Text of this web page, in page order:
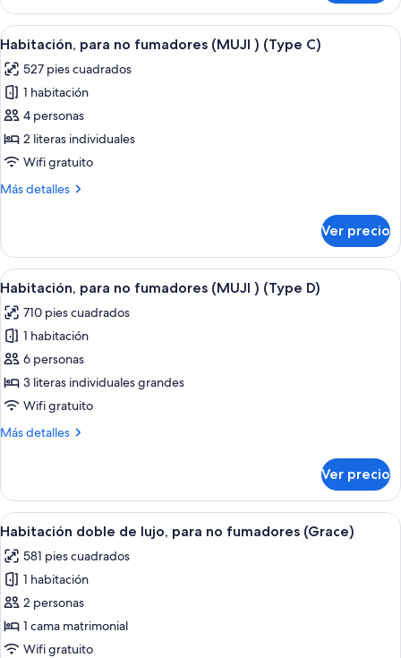
(Type
B)
para
no
fumadores
(Type
B)
Abrir
todas
las
fotos
de
Habitación,
para
fumadores
(Type
C)
Habitación compacta y moderna
9
Habitación, para no fumadores (MUJI ) (Type C)
527 pies cuadrados
1 habitación
4 personas
2 literas individuales
Wifi gratuito
Más detalles
Más
para
no
fumadores
(Type
C)
Ver precio
Abrir
todas
las
fotos
de
Habitación,
para
fumadores
(Type
D)
Una habitación moderna y bien
10
Habitación, para no fumadores (MUJI ) (Type D)
710 pies cuadrados
1 habitación
6 personas
3 literas individuales grandes
Wifi gratuito
Más detalles
Más
para
no
fumadores
(Type
D)
Ver precio
Abrir
todas
las
fotos
de
Habitación
doble
Habitación de hotel con cama, dos
8
Habitación doble de lujo, para no fumadores (Grace)
581 pies cuadrados
1 habitación
2 personas
1 cama matrimonial
Wifi gratuito